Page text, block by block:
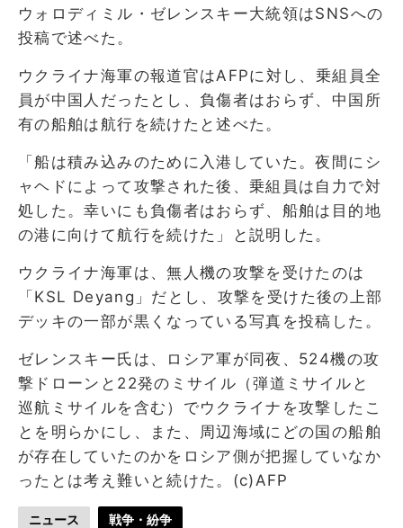
ウォロディミル・ゼレンスキー大統領はSNSへの
投稿で述べた。
ウクライナ海軍の報道官はAFPに対し、乗組員全
員が中国人だったとし、負傷者はおらず、中国所
有の船舶は航行を続けたと述べた。
「船は積み込みのために入港していた。夜間にシ
ャヘドによって攻撃された後、乗組員は自力で対
処した。幸いにも負傷者はおらず、船舶は目的地
の港に向けて航行を続けた」と説明した。
ウクライナ海軍は、無人機の攻撃を受けたのは
「KSL Deyang」だとし、攻撃を受けた後の上部
デッキの一部が黒くなっている写真を投稿した。
ゼレンスキー氏は、ロシア軍が同夜、524機の攻
撃ドローンと22発のミサイル（弾道ミサイルと
巡航ミサイルを含む）でウクライナを攻撃したこ
とを明らかにし、また、周辺海域にどの国の船舶
が存在していたのかをロシア側が把握していなか
ったとは考え難いと続けた。(c)AFP
ニュース 戦争・紛争